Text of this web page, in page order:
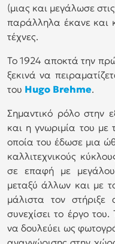
(μιας και μεγάλωσε
παράλληλα έκανε και
τέχνες.
Το 1924 αποκτά την
ξεκινά να
του Hugo Brehme.
Σημαντικό ρόλο στην
και η γνωριμία του
οποία του έδωσε μια
καλλιτεχνικούς
σε επαφή με
μεταξύ άλλων και με
μάλιστα τον
συνεχίσει το έργο
να δουλεύει ως